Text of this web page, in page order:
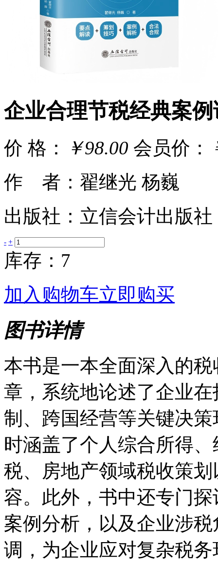
企业合理节税经典案
价 格： ￥98.00 会员价：
作 者：翟继光 杨巍
出版社：立信会计出版社
- +
库存：7
加入购物车立即购买
图书详情
本书是一本全面深入的
章，系统地论述了企业
制、跨国经营等关键决
时涵盖了个人综合所得
税、房地产领域税收策
容。此外，书中还专门
案例分析，以及企业涉
调，为企业应对复杂税